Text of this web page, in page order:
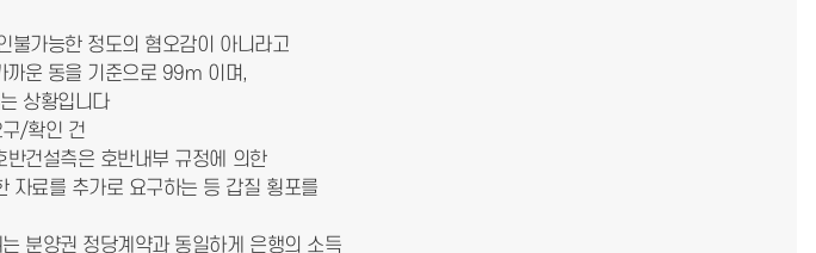
가능한 정도의 혐오감이 아니라고
까운 동을 기준으로 99m 이며,
상황입니다
/확인 건
건설측은 호반내부 규정에 의한
자료를 추가로 요구하는 등 갑질 횡포를
분양권 정당계약과 동일하게 은행의 소득